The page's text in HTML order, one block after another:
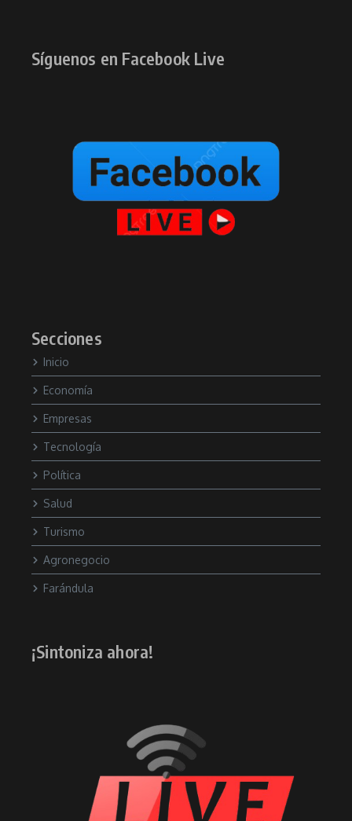
Síguenos en Facebook Live
Secciones
Inicio
Economía
Empresas
Tecnología
Política
Salud
Turismo
Agronegocio
Farándula
¡Sintoniza ahora!